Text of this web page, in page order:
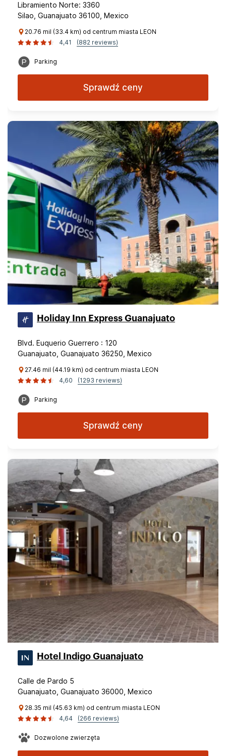
Libramiento Norte: 3360
Silao, Guanajuato 36100, Mexico
20.76 mil (33.4 km) od centrum miasta LEON
4,41
(882 reviews)
Parking
Sprawdź ceny
Holiday Inn Express Guanajuato
Blvd. Euquerio Guerrero : 120
Guanajuato, Guanajuato 36250, Mexico
27.46 mil (44.19 km) od centrum miasta LEON
4,60
(1293 reviews)
Parking
Sprawdź ceny
Hotel Indigo Guanajuato
Calle de Pardo 5
Guanajuato, Guanajuato 36000, Mexico
28.35 mil (45.63 km) od centrum miasta LEON
4,64
(266 reviews)
Dozwolone zwierzęta